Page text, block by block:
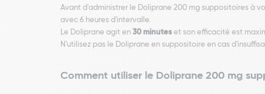
Avant d'administrer le Doliprane 200 mg suppositoires à
avec 6 heures d'intervalle.
Le Doliprane agit en 30 minutes et son efficacité est
N'utilisez pas le Doliprane en suppositoire en cas
Comment utiliser le Doliprane 200 mg